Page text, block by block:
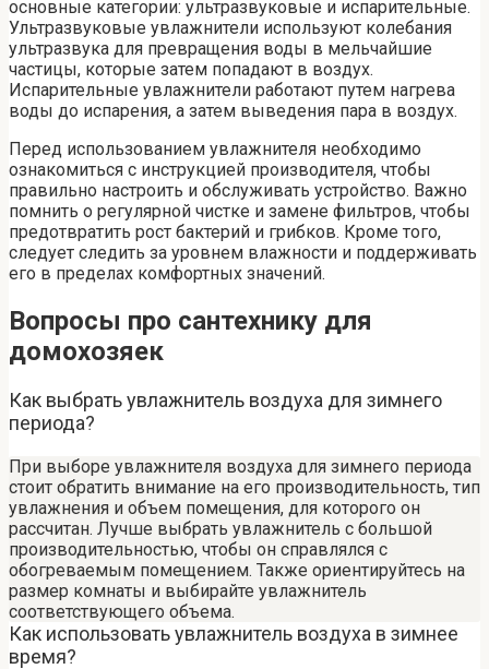
основные категории: ультразвуковые и испарительные.
Ультразвуковые увлажнители используют колебания
ультразвука для превращения воды в мельчайшие
частицы, которые затем попадают в воздух.
Испарительные увлажнители работают путем нагрева
воды до испарения, а затем выведения пара в воздух.
Перед использованием увлажнителя необходимо
ознакомиться с инструкцией производителя, чтобы
правильно настроить и обслуживать устройство. Важно
помнить о регулярной чистке и замене фильтров, чтобы
предотвратить рост бактерий и грибков. Кроме того,
следует следить за уровнем влажности и поддерживать
его в пределах комфортных значений.
Вопросы про сантехнику для
домохозяек
Как выбрать увлажнитель воздуха для зимнего
периода?
При выборе увлажнителя воздуха для зимнего периода
стоит обратить внимание на его производительность, тип
увлажнения и объем помещения, для которого он
рассчитан. Лучше выбрать увлажнитель с большой
производительностью, чтобы он справлялся с
обогреваемым помещением. Также ориентируйтесь на
размер комнаты и выбирайте увлажнитель
соответствующего объема.
Как использовать увлажнитель воздуха в зимнее
время?